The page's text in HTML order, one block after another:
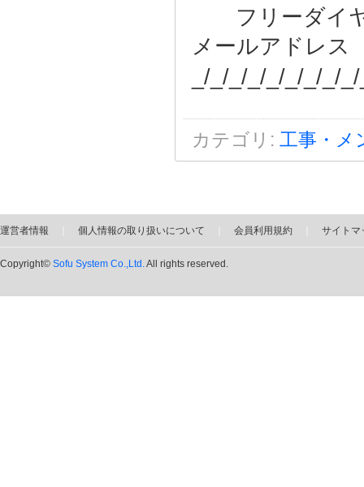
フリーダイヤ
メールアドレス
_/_/_/_/_/_/_/_/
カテゴリ : 工事・メ
運営者情報 個人情報の取り扱いについて 会員利用規約 サイトマ
Copyright© Sofu System Co.,Ltd.All rights reserved.